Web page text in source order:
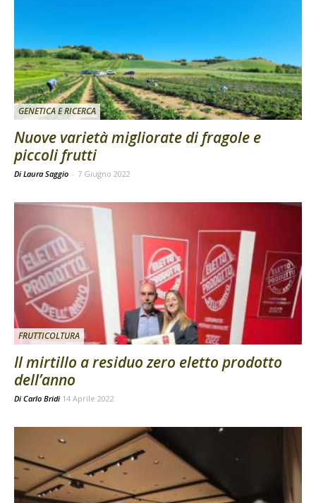
GENETICA E RICERCA
Nuove varietà migliorate di fragole e
piccoli frutti
Di Laura Saggio - 7 Giugno 2022
FRUTTICOLTURA
Il mirtillo a residuo zero eletto prodotto
dell’anno
Di Carlo Bridi 14 Aprile 2022